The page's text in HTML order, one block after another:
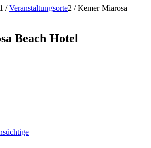
1 / Veranstaltungsorte2 / Kemer Miarosa
Beach Hotel